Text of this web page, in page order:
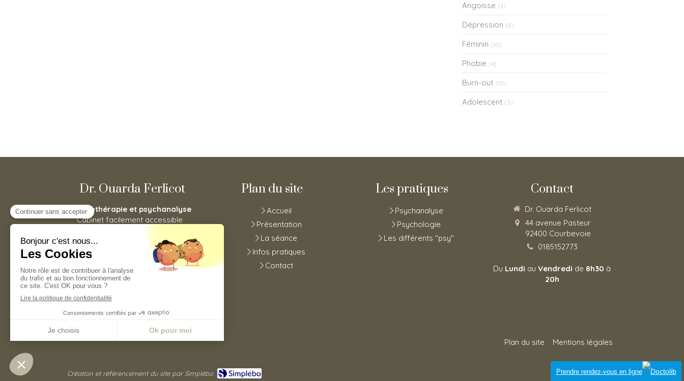
Angoisse (4)
Dépression (8)
Féminin (10)
Phobie (4)
Burn-out (10)
Adolescent (3)
Dr. Ouarda Ferlicot
Psychothérapie et psychanalyse
Cabinet facilement accessible
Houilles, Carrières-sur-Seine, La
Garenne-Colombes, Bois-
Colombes, Nanterre, Colombes,
Bois-Colombes, Puteaux mais
aussi Levallois-Perret.
Plan du site
Accueil
Présentation
La séance
Infos pratiques
Contact
Les pratiques
Psychanalyse
Psychologie
Les différents "psy"
Contact
Dr. Ouarda Ferlicot
44 avenue Pasteur
92400 Courbevoie
0185152773
Du Lundi au Vendredi de 8h30 à
20h
©2020 Ouarda Ferlicot - Psychothérapie
Plan du site
Mentions légales
Création et référencement du site par Simplébo Connexion
Prendre rendez-vous en ligne